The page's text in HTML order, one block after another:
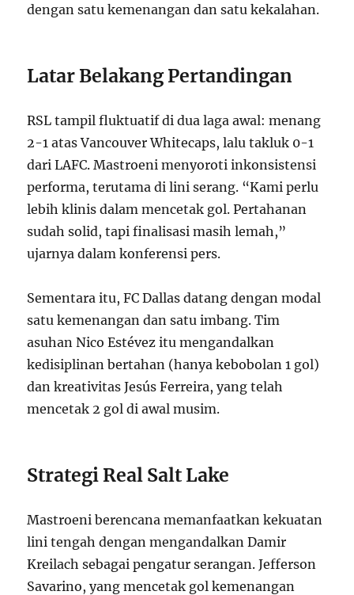
dengan satu kemenangan dan satu kekalahan.
Latar Belakang Pertandingan
RSL tampil fluktuatif di dua laga awal: menang
2-1 atas Vancouver Whitecaps, lalu takluk 0-1
dari LAFC. Mastroeni menyoroti inkonsistensi
performa, terutama di lini serang. “Kami perlu
lebih klinis dalam mencetak gol. Pertahanan
sudah solid, tapi finalisasi masih lemah,”
ujarnya dalam konferensi pers.
Sementara itu, FC Dallas datang dengan modal
satu kemenangan dan satu imbang. Tim
asuhan Nico Estévez itu mengandalkan
kedisiplinan bertahan (hanya kebobolan 1 gol)
dan kreativitas Jesús Ferreira, yang telah
mencetak 2 gol di awal musim.
Strategi Real Salt Lake
Mastroeni berencana memanfaatkan kekuatan
lini tengah dengan mengandalkan Damir
Kreilach sebagai pengatur serangan. Jefferson
Savarino, yang mencetak gol kemenangan